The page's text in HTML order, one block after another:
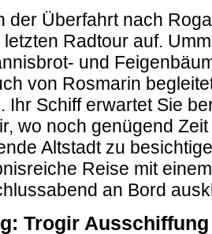
der Überfahrt nach
letzten Radtour auf.
und
von Rosmarin
Ihr Schiff erwartet Sie
wo noch genügend
Altstadt zu
Reise mit
an Bord
Trogir Ausschiffung